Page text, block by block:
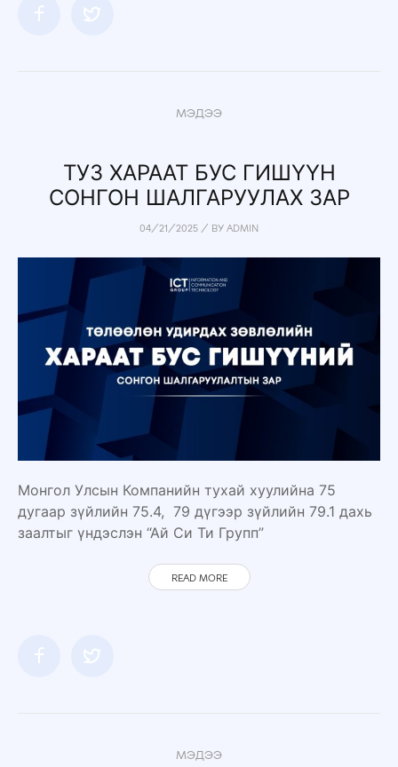
МЭДЭЭ
ТУЗ ХАРААТ БУС ГИШҮҮН
СОНГОН ШАЛГАРУУЛАХ ЗАР
04/21/2025 / BY ADMIN
Монгол Улсын Компанийн тухай хуулийнa 75
дугаар зүйлийн 75.4, 79 дүгээр зүйлийн 79.1 дaхь
заалтыг үндэслэн “Ай Си Ти Групп”
READ MORE
МЭДЭЭ